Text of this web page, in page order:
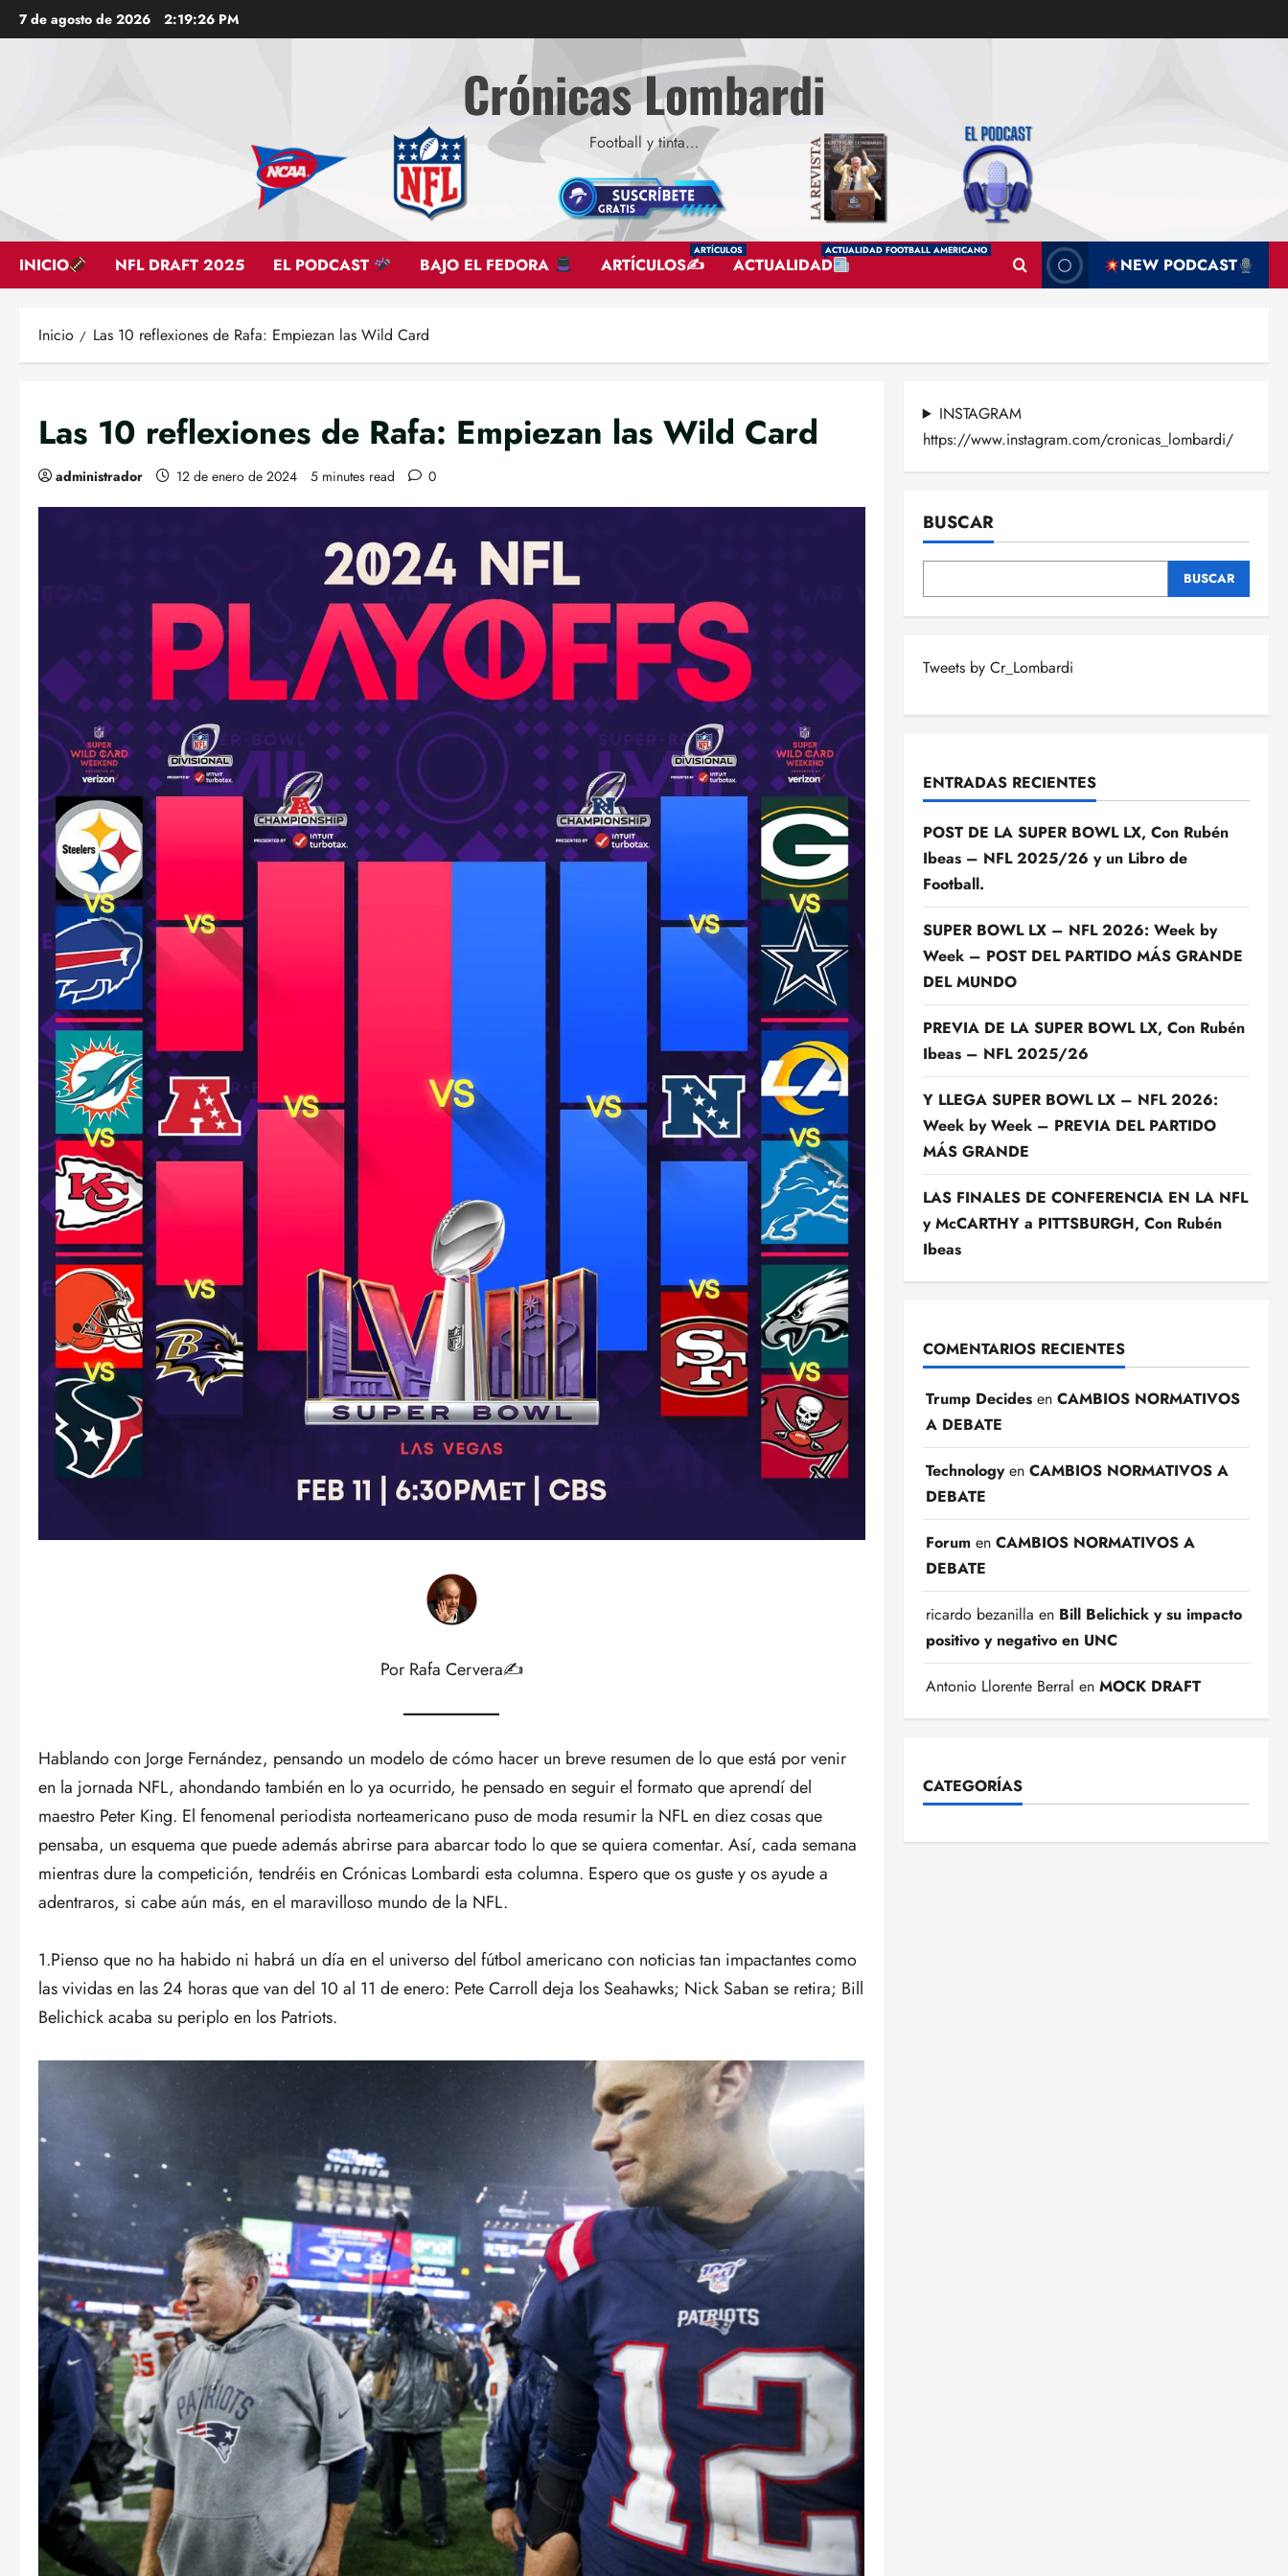
Saltar
al
7 de agosto de 2026 2:19:27 PM
Crónicas Lombardi
Football y tinta…
INICIO NFL DRAFT 2025 EL PODCAST BAJO EL FEDORA ARTÍCULOS✍
ARTÍCULOS
ACTUALIDAD
ACTUALIDAD FOOTBALL AMERICANO
NEW PODCAST
Inicio Las 10 reflexiones de Rafa: Empiezan las Wild Card
Las 10 reflexiones de Rafa: Empiezan las Wild Card
administrador 12 de enero de 2024 5 minutes read 0
Por Rafa Cervera✍️
Hablando con Jorge Fernández, pensando un modelo de cómo hacer un breve resumen de lo que está por venir
en la jornada NFL, ahondando también en lo ya ocurrido, he pensado en seguir el formato que aprendí del
maestro Peter King. El fenomenal periodista norteamericano puso de moda resumir la NFL en diez cosas que
pensaba, un esquema que puede además abrirse para abarcar todo lo que se quiera comentar. Así, cada semana
mientras dure la competición, tendréis en Crónicas Lombardi esta columna. Espero que os guste y os ayude a
adentraros, si cabe aún más, en el maravilloso mundo de la NFL.
1.Pienso que no ha habido ni habrá un día en el universo del fútbol americano con noticias tan impactantes como
las vividas en las 24 horas que van del 10 al 11 de enero: Pete Carroll deja los Seahawks; Nick Saban se retira; Bill
Belichick acaba su periplo en los Patriots.
INSTAGRAM
https://www.instagram.com/cronicas_lombardi/
BUSCAR
BUSCAR
Tweets by Cr_Lombardi
ENTRADAS RECIENTES
POST DE LA SUPER BOWL LX, Con Rubén
Ibeas – NFL 2025/26 y un Libro de
Football.
SUPER BOWL LX – NFL 2026: Week by
Week – POST DEL PARTIDO MÁS GRANDE
DEL MUNDO
PREVIA DE LA SUPER BOWL LX, Con Rubén
Ibeas – NFL 2025/26
Y LLEGA SUPER BOWL LX – NFL 2026:
Week by Week – PREVIA DEL PARTIDO
MÁS GRANDE
LAS FINALES DE CONFERENCIA EN LA NFL
y McCARTHY a PITTSBURGH, Con Rubén
Ibeas
COMENTARIOS RECIENTES
Trump Decidesen CAMBIOS NORMATIVOS
A DEBATE
Technologyen CAMBIOS NORMATIVOS A
DEBATE
Forumen CAMBIOS NORMATIVOS A
DEBATE
ricardo bezanilla en Bill Belichick y su impacto
positivo y negativo en UNC
Antonio Llorente Berral en MOCK DRAFT
CATEGORÍAS